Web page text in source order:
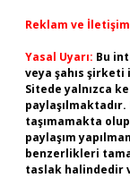
Reklam ve
Yasal Uyarı: Bu
veya şahıs şirketi
Sitede yalnızca
taşımamakta
paylaşım
benzerlikleri
taslak halindedir